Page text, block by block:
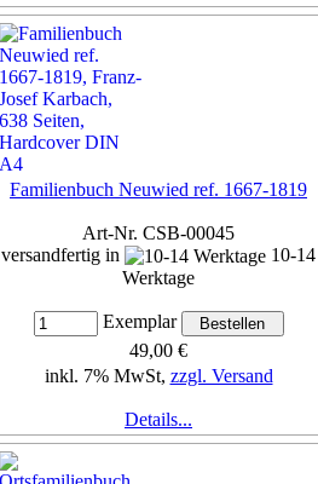
Familienbuch Neuwied ref. 1667-1819
Art-Nr. CSB-00045
versandfertig in
10-14
Werktage
Exemplar
49,00 €
inkl. 7% MwSt, zzgl. Versand
Details...